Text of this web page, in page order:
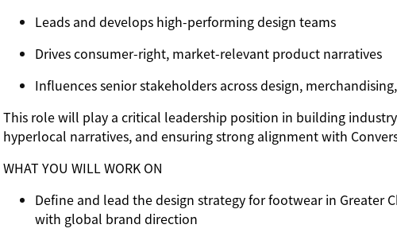
Leads and develops high-performing design teams
Drives consumer-right, market-relevant product narratives
Influences senior stakeholders across design,
This role will play a critical leadership position in building
hyperlocal narratives, and ensuring strong alignment with
WHAT YOU WILL WORK ON
Define and lead the design strategy for footwear in Greater
with global brand direction